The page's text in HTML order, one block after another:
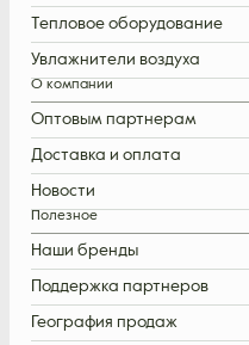
Тепловое оборудование
Увлажнители воздуха
О компании
Оптовым партнерам
Доставка и оплата
Новости
Полезное
Наши бренды
Поддержка партнеров
География продаж